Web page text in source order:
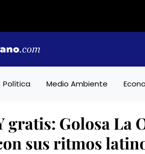
Política Medio Ambiente
gratis: Golosa La
sus ritmos